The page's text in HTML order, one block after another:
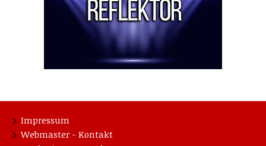
Impressum
Webmaster - Kontakt